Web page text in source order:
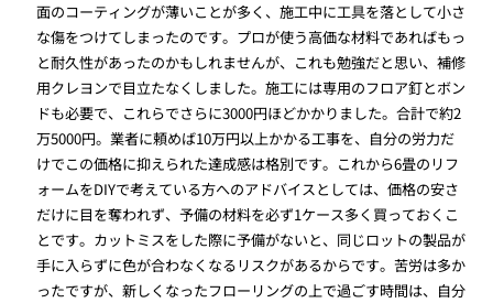
面のコーティングが薄いことが多く、施工中に工具を落として小さ
な傷をつけてしまったのです。プロが使う高価な材料であればもっ
と耐久性があったのかもしれませんが、これも勉強だと思い、補修
用クレヨンで目立たなくしました。施工には専用のフロア釘とボン
ドも必要で、これらでさらに3000円ほどかかりました。合計で約2
万5000円。業者に頼めば10万円以上かかる工事を、自分の労力だ
けでこの価格に抑えられた達成感は格別です。これから6畳のリフ
ォームをDIYで考えている方へのアドバイスとしては、価格の安さ
だけに目を奪われず、予備の材料を必ず1ケース多く買っておくこ
とです。カットミスをした際に予備がないと、同じロットの製品が
手に入らずに色が合わなくなるリスクがあるからです。苦労は多か
ったですが、新しくなったフローリングの上で過ごす時間は、自分